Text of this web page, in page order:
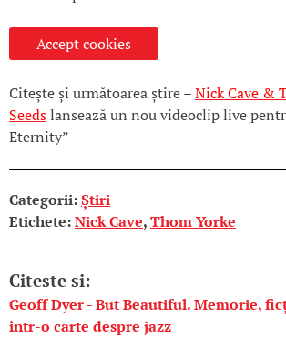
Accept cookies
Citește și următoarea știre –Nick Cave &
Seedslansează un nou videoclip live
Eternity”
Categorii:Știri
Etichete:Nick Cave,Thom Yorke
Citeste si:
Geoff Dyer - But Beautiful. Memorie,
într-o carte despre jazz